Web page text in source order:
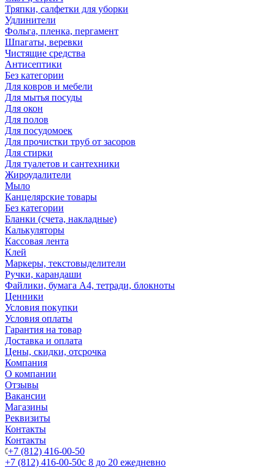
Тряпки, салфетки для уборки
Удлинители
Фольга, пленка, пергамент
Шпагаты, веревки
Чистящие средства
Антисептики
Без категории
Для ковров и мебели
Для мытья посуды
Для окон
Для полов
Для посудомоек
Для прочистки труб от засоров
Для стирки
Для туалетов и сантехники
Жироудалители
Мыло
Канцелярские товары
Без категории
Бланки (счета, накладные)
Калькуляторы
Кассовая лента
Клей
Маркеры, текстовыделители
Ручки, карандаши
Файлики, бумага А4, тетради, блокноты
Ценники
Условия покупки
Условия оплаты
Гарантия на товар
Доставка и оплата
Цены, скидки, отсрочка
Компания
О компании
Отзывы
Вакансии
Магазины
Реквизиты
Контакты
Контакты
+7 (812) 416-00-50
+7 (812) 416-00-50с 8 до 20 ежедневно